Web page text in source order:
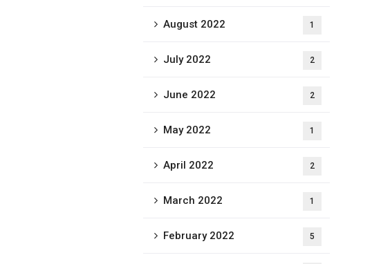
August 2022 1
July 2022 2
June 2022 2
May 2022 1
April 2022 2
March 2022 1
February 2022 5